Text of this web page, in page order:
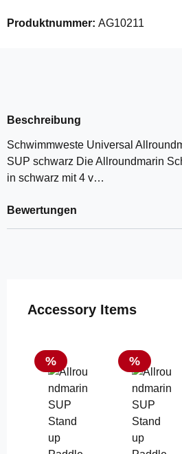
Produktnummer: AG10211
Beschreibung
Schwimmweste Universal
SUP schwarz Die Allroundmarin
in schwarz mit 4 v…
Bewertungen
Produktgalerie überspringen
Accessory Items
Rabatt
% Rabatt
%